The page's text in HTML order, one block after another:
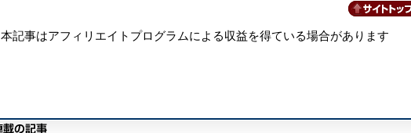
本記事はアフィリエイトプログラムによる収益を得ている場合があります